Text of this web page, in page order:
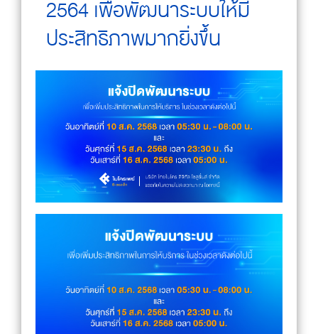
2564 เพื่อพัฒนาระบบให้มี
ประสิทธิภาพมากยิ่งขึ้น